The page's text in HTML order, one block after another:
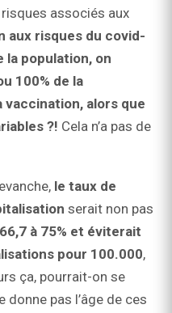
associés aux
aux risques du covid-
la population, on
100% de la
vaccination, alors que
?! Cela n’a pas de
le taux de
serait non pas
à 75% et éviterait
pour 100.000,
ça, pourrait-on se
donne pas l’âge de ces